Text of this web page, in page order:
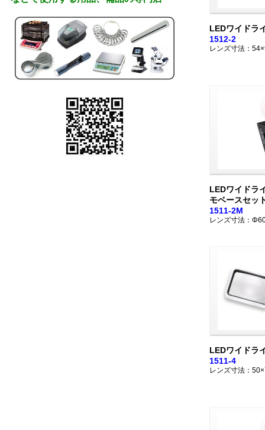
LEDワイドラ
1512-2
レンズ寸法：
LEDワイドラ
モベースセッ
1511-2M
レンズ寸法：
LEDワイドラ
1511-4
レンズ寸法：